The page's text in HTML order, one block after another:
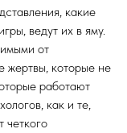
какие
ведут их в яму.
от
жертвы, которые не
работают
как и те,
четкого